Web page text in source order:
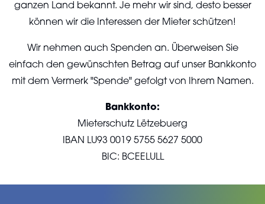
ganzen Land bekannt. Je mehr wir sind, desto besser
können wir die Interessen der Mieter schützen!
Wir nehmen auch Spenden an. Überweisen Sie
einfach den gewünschten Betrag auf unser Bankkonto
mit dem Vermerk "Spende" gefolgt von Ihrem Namen.
Bankkonto:
Mieterschutz Lëtzebuerg
IBAN LU93 0019 5755 5627 5000
BIC: BCEELULL